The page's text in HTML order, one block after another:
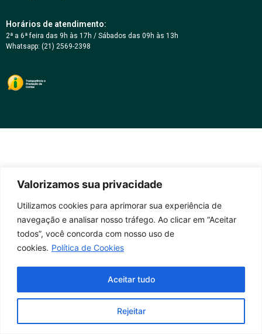
Valorizamos sua privacidade
Utilizamos cookies para aprimorar sua experiência de
navegação e analisar nosso tráfego. Ao clicar em “Aceitar
todos”, você concorda com nosso uso de
cookies. Política de Cookies
Rejeitar
Aceitar tudo
Horários de atendimento:
2ª a 6ª feira das 9h às 17h / Sábados das 09h às 13h
Whatsapp: (21) 2569-2398